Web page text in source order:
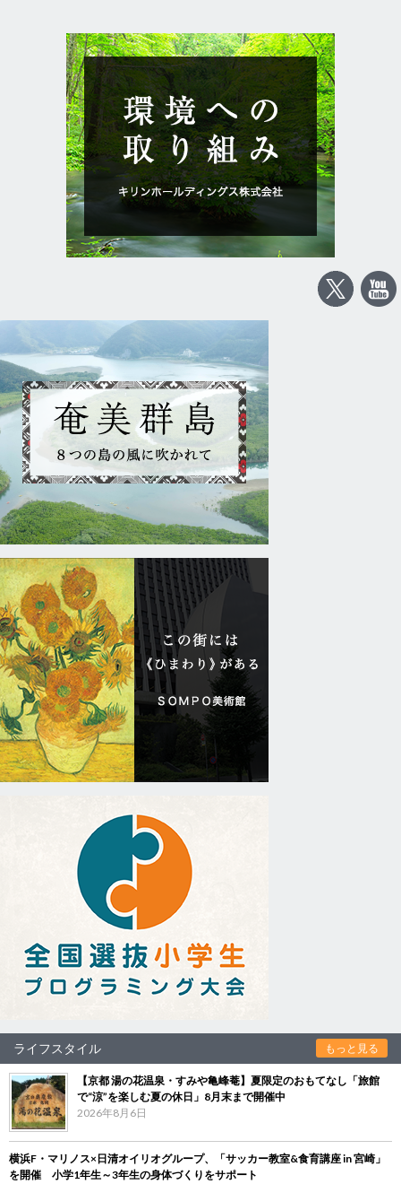
ライフスタイル もっと見る
【京都 湯の花温泉・すみや亀峰菴】夏限定のおもてなし「旅館
で“涼”を楽しむ夏の休日」8月末まで開催中
2026年8月6日
横浜F・マリノス×日清オイリオグループ、「サッカー教室&食育講座 in 宮崎」
を開催 小学1年生～3年生の身体づくりをサポート